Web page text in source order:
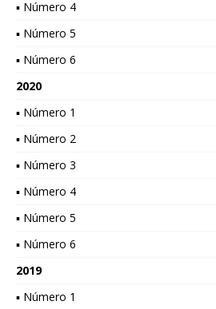
▪ Número 4
▪ Número 5
▪ Número 6
2020
▪ Número 1
▪ Número 2
▪ Número 3
▪ Número 4
▪ Número 5
▪ Número 6
2019
▪ Número 1